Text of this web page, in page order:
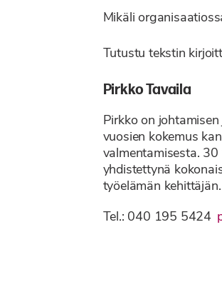
Mikäli
Tutustu tekstin
Pirkko Tavaila
Pirkko on
vuosien kokemus
valmentamisesta.
yhdistettynä
työelämän kehittäjän.
Tel.: 040 195 5424